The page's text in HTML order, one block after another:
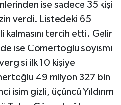
ise sadece 35 kişi
izin verdi. Listedeki 65
kalmasını tercih etti. Gelir
ise Cömertoğlu soyismi
ilk 10 kişiye
49 milyon 327 bin
isim gizli, üçüncü Yıldırım